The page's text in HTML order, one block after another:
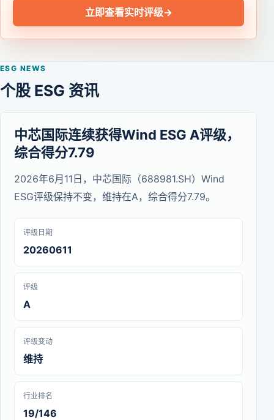
立即查看实时评级→
ESG NEWS
个股 ESG 资讯
中芯国际连续获得Wind ESG A评级，
综合得分7.79
2026年6月11日，中芯国际（688981.SH）Wind
ESG评级保持不变，维持在A，综合得分7.79。
评级日期
20260611
评级
A
评级变动
维持
行业排名
19/146